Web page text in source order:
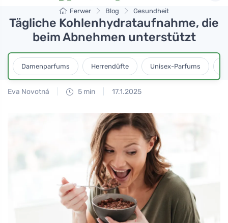
Ferwer Blog Gesundheit
Tägliche Kohlenhydrataufnahme, die
beim Abnehmen unterstützt
Damenparfums Herrendüfte Unisex-Parfums
Eva Novotná 5 min 17.1.2025